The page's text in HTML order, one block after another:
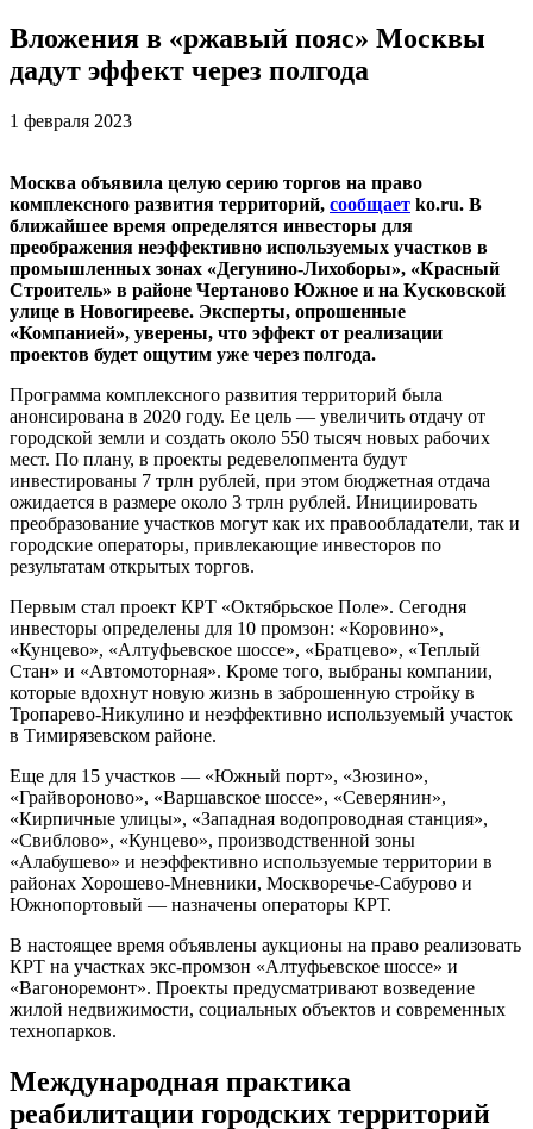
Вложения в «ржавый пояс» Москвы
дадут эффект через полгода
1 февраля 2023
Москва объявила целую серию торгов на право
комплексного развития территорий, сообщает ko.ru. В
ближайшее время определятся инвесторы для
преображения неэффективно используемых участков в
промышленных зонах «Дегунино-Лихоборы», «Красный
Строитель» в районе Чертаново Южное и на Кусковской
улице в Новогирееве. Эксперты, опрошенные
«Компанией», уверены, что эффект от реализации
проектов будет ощутим уже через полгода.
Программа комплексного развития территорий была
анонсирована в 2020 году. Ее цель — увеличить отдачу от
городской земли и создать около 550 тысяч новых рабочих
мест. По плану, в проекты редевелопмента будут
инвестированы 7 трлн рублей, при этом бюджетная отдача
ожидается в размере около 3 трлн рублей. Инициировать
преобразование участков могут как их правообладатели, так и
городские операторы, привлекающие инвесторов по
результатам открытых торгов.
Первым стал проект КРТ «Октябрьское Поле». Сегодня
инвесторы определены для 10 промзон: «Коровино»,
«Кунцево», «Алтуфьевское шоссе», «Братцево», «Теплый
Стан» и «Автомоторная». Кроме того, выбраны компании,
которые вдохнут новую жизнь в заброшенную стройку в
Тропарево-Никулино и неэффективно используемый участок
в Тимирязевском районе.
Еще для 15 участков — «Южный порт», «Зюзино»,
«Грайвороново», «Варшавское шоссе», «Северянин»,
«Кирпичные улицы», «Западная водопроводная станция»,
«Свиблово», «Кунцево», производственной зоны
«Алабушево» и неэффективно используемые территории в
районах Хорошево-Мневники, Москворечье-Сабурово и
Южнопортовый — назначены операторы КРТ.
В настоящее время объявлены аукционы на право реализовать
КРТ на участках экс-промзон «Алтуфьевское шоссе» и
«Вагоноремонт». Проекты предусматривают возведение
жилой недвижимости, социальных объектов и современных
технопарков.
Международная практика
реабилитации городских территорий